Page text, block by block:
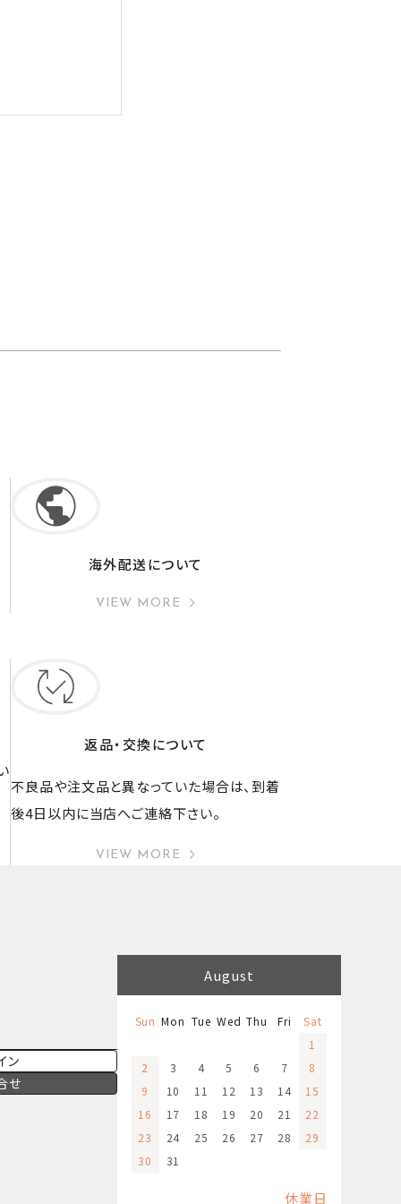
海外配送について
VIEW MORE
返品・交換について
不良品や注文品と異なっていた場合は、到着
後4日以内に当店へご連絡下さい。
VIEW MORE
ン
せ
August
Sun Mon Tue Wed Thu Fri
Sat
1
2
3 4 5 6 7
8
9
10 11 12 13 14
15
16
17 18 19 20 21
22
23
24 25 26 27 28
29
30
31
休業日